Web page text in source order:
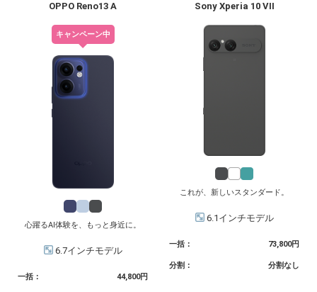
OPPO Reno13 A
キャンペーン中
心躍るAI体験を、もっと身近に。
6.7インチモデル
一括： 44,800円
Sony Xperia 10 VII
これが、新しいスタンダード。
6.1インチモデル
一括： 73,800円
分割： 分割なし